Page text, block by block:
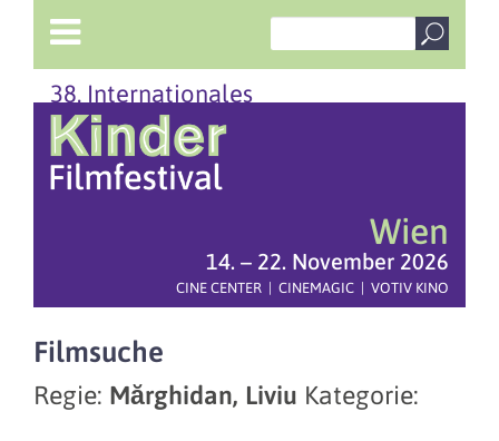
38. Internationales
Wien
14. – 22. November 2026
CINE CENTER | CINEMAGIC | VOTIV KINO
Filmsuche
Regie: Mărghidan, Liviu Kategorie: